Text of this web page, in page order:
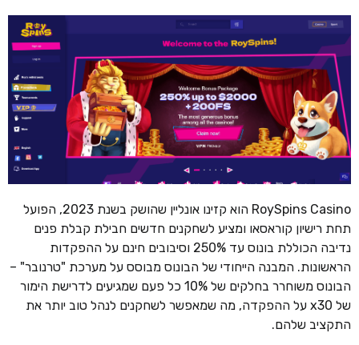
RoySpins Casino הוא קזינו אונליין שהושק בשנת 2023, הפועל
תחת רישיון קוראסאו ומציע לשחקנים חדשים חבילת קבלת פנים
נדיבה הכוללת בונוס עד 250% וסיבובים חינם על ההפקדות
הראשונות. המבנה הייחודי של הבונוס מבוסס על מערכת "טרנובר" –
הבונוס משוחרר בחלקים של 10% כל פעם שמגיעים לדרישת הימור
של x30 על ההפקדה, מה שמאפשר לשחקנים לנהל טוב יותר את
התקציב שלהם.